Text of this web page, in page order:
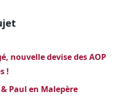
nouvelle devise des AOP
!
& Paul en Malepère